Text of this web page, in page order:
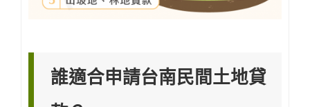
誰適合申請台南民間土地貸